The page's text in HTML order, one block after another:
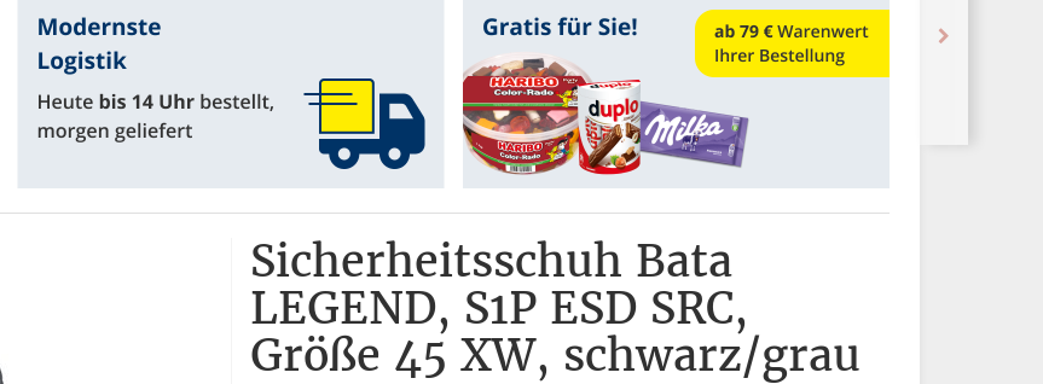
Sicherheitsschuh Bata
LEGEND, S1P ESD SRC,
Größe 45 XW, schwarz/grau